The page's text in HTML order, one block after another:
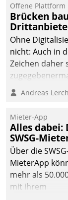
Quartier.
zeigte
Neues zu
Offene Plattform
Brücken
Ohne
nicht: Auch in
Zeichen daher
Branchen.
Andreas
Mieter-App
Alles dabei:
SWSG-
Über die
MieterApp
mehr als
mit ihrem